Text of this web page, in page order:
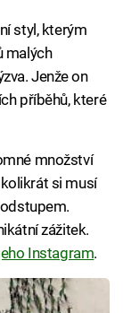
styl, kterým
malých
Jenže on
příběhů, které
množství
si musí
zážitek.
Instagram.